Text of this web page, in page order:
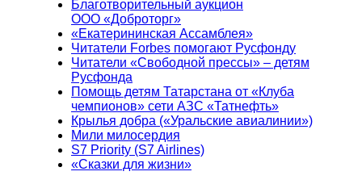
Благотворительный аукцион
ООО «Доброторг»
«Екатерининская Ассамблея»
Читатели Forbes помогают Русфонду
Читатели «Свободной прессы» – детям
Русфонда
Помощь детям Татарстана от «Клуба
чемпионов» сети АЗС «Татнефть»
Крылья добра («Уральские авиалинии»)
Мили милосердия
S7 Priority (S7 Airlines)
«Сказки для жизни»